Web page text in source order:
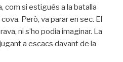
com si estigués a la batalla
Però, va parar en sec. El
ni s’ho podia imaginar. La
a escacs davant de la